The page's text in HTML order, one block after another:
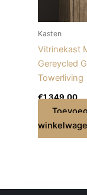
Kasten
Vitrinekast
Gereycled
Towerliving
€1.349,00